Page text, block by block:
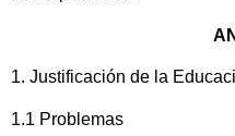
1. Justificación de la
1.1 Problemas